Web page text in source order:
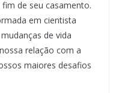
de seu casamento.
em cientista
de vida
relação com a
maiores desafios